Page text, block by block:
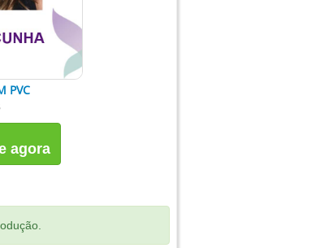
PVC
agora